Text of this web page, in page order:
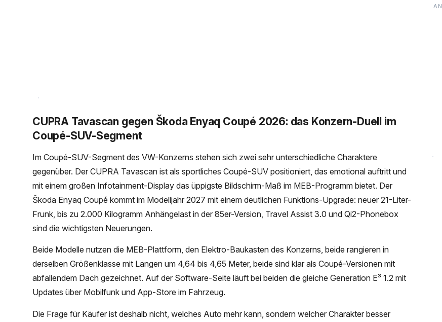
CUPRA Tavascan gegen Škoda Enyaq Coupé 2026: das Konzern-Duell im
Coupé-SUV-Segment
Im Coupé-SUV-Segment des VW-Konzerns stehen sich zwei sehr unterschiedliche Charaktere
gegenüber. Der CUPRA Tavascan ist als sportliches Coupé-SUV positioniert, das emotional auftritt und
mit einem großen Infotainment-Display das üppigste Bildschirm-Maß im MEB-Programm bietet. Der
Škoda Enyaq Coupé kommt im Modelljahr 2027 mit einem deutlichen Funktions-Upgrade: neuer 21-Liter-
Frunk, bis zu 2.000 Kilogramm Anhängelast in der 85er-Version, Travel Assist 3.0 und Qi2-Phonebox
sind die wichtigsten Neuerungen.
Beide Modelle nutzen die MEB-Plattform, den Elektro-Baukasten des Konzerns, beide rangieren in
derselben Größenklasse mit Längen um 4,64 bis 4,65 Meter, beide sind klar als Coupé-Versionen mit
abfallendem Dach gezeichnet. Auf der Software-Seite läuft bei beiden die gleiche Generation E³ 1.2 mit
Updates über Mobilfunk und App-Store im Fahrzeug.
Die Frage für Käufer ist deshalb nicht, welches Auto mehr kann, sondern welcher Charakter besser